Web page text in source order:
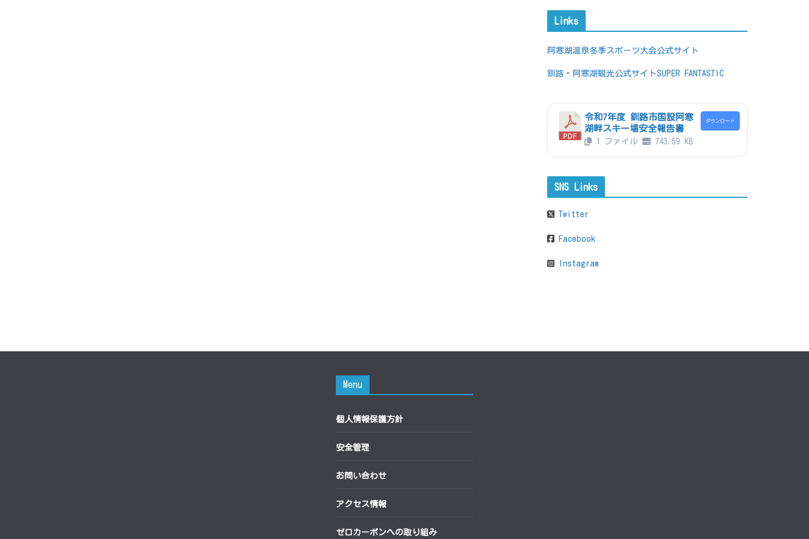
Links
阿寒湖温泉冬季スポーツ大会公式サイト
釧路・阿寒湖観光公式サイトSUPER FANTASTIC
令和7年度 釧路市国設阿寒
湖畔スキー場安全報告書
1 ファイル 743.59 KB
ダウンロード
SNS Links
Twitter
Facebook
Instagram
Menu
個人情報保護方針
安全管理
お問い合わせ
アクセス情報
ゼロカーボンへの取り組み